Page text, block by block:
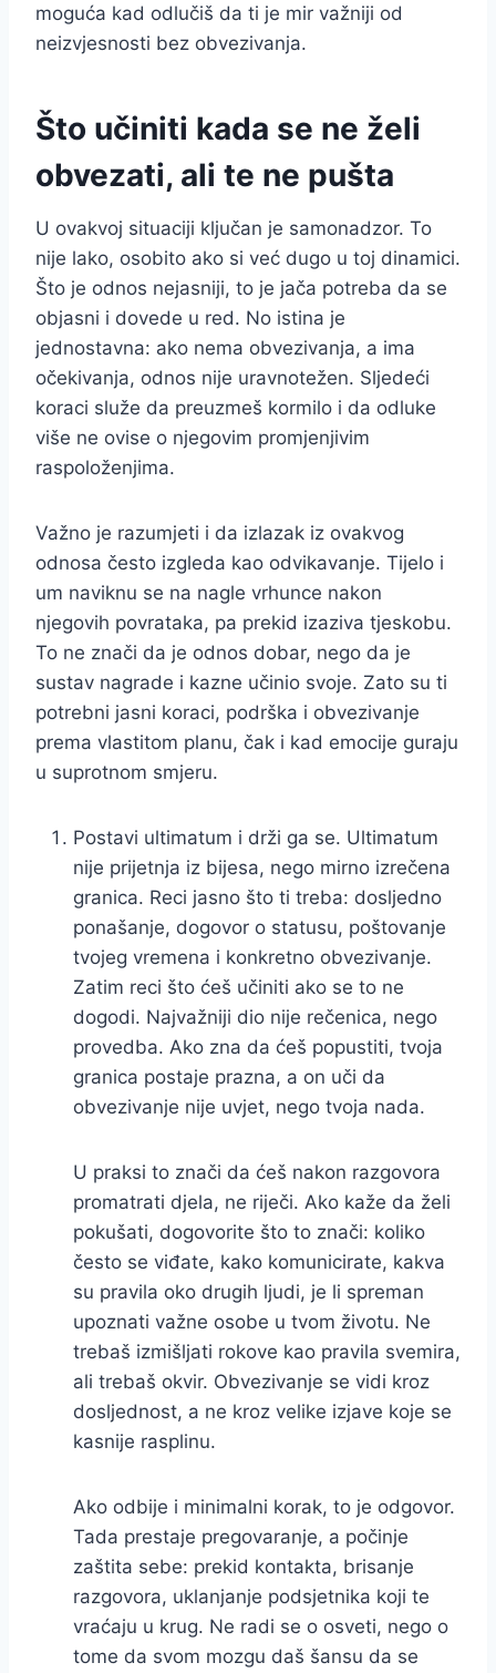
moguća kad odlučiš da ti je mir važniji od
neizvjesnosti bez obvezivanja.
Što učiniti kada se ne želi
obvezati, ali te ne pušta
U ovakvoj situaciji ključan je samonadzor. To
nije lako, osobito ako si već dugo u toj dinamici.
Što je odnos nejasniji, to je jača potreba da se
objasni i dovede u red. No istina je
jednostavna: ako nema obvezivanja, a ima
očekivanja, odnos nije uravnotežen. Sljedeći
koraci služe da preuzmeš kormilo i da odluke
više ne ovise o njegovim promjenjivim
raspoloženjima.
Važno je razumjeti i da izlazak iz ovakvog
odnosa često izgleda kao odvikavanje. Tijelo i
um naviknu se na nagle vrhunce nakon
njegovih povrataka, pa prekid izaziva tjeskobu.
To ne znači da je odnos dobar, nego da je
sustav nagrade i kazne učinio svoje. Zato su ti
potrebni jasni koraci, podrška i obvezivanje
prema vlastitom planu, čak i kad emocije guraju
u suprotnom smjeru.
Postavi ultimatum i drži ga se. Ultimatum
nije prijetnja iz bijesa, nego mirno izrečena
granica. Reci jasno što ti treba: dosljedno
ponašanje, dogovor o statusu, poštovanje
tvojeg vremena i konkretno obvezivanje.
Zatim reci što ćeš učiniti ako se to ne
dogodi. Najvažniji dio nije rečenica, nego
provedba. Ako zna da ćeš popustiti, tvoja
granica postaje prazna, a on uči da
obvezivanje nije uvjet, nego tvoja nada.
U praksi to znači da ćeš nakon razgovora
promatrati djela, ne riječi. Ako kaže da želi
pokušati, dogovorite što to znači: koliko
često se viđate, kako komunicirate, kakva
su pravila oko drugih ljudi, je li spreman
upoznati važne osobe u tvom životu. Ne
trebaš izmišljati rokove kao pravila svemira,
ali trebaš okvir. Obvezivanje se vidi kroz
dosljednost, a ne kroz velike izjave koje se
kasnije rasplinu.
Ako odbije i minimalni korak, to je odgovor.
Tada prestaje pregovaranje, a počinje
zaštita sebe: prekid kontakta, brisanje
razgovora, uklanjanje podsjetnika koji te
vraćaju u krug. Ne radi se o osveti, nego o
tome da svom mozgu daš šansu da se